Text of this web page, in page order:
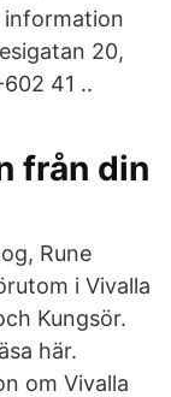
information
20,
41 ..
från din
Rune
i Vivalla
Kungsör.
här.
om Vivalla